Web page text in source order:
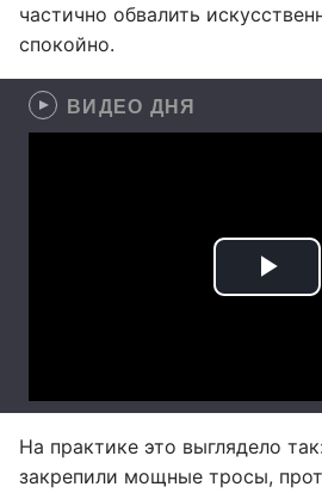
частично обвалить
спокойно.
ВИДЕО ДНЯ
На практике это выглядело
закрепили мощные тросы,